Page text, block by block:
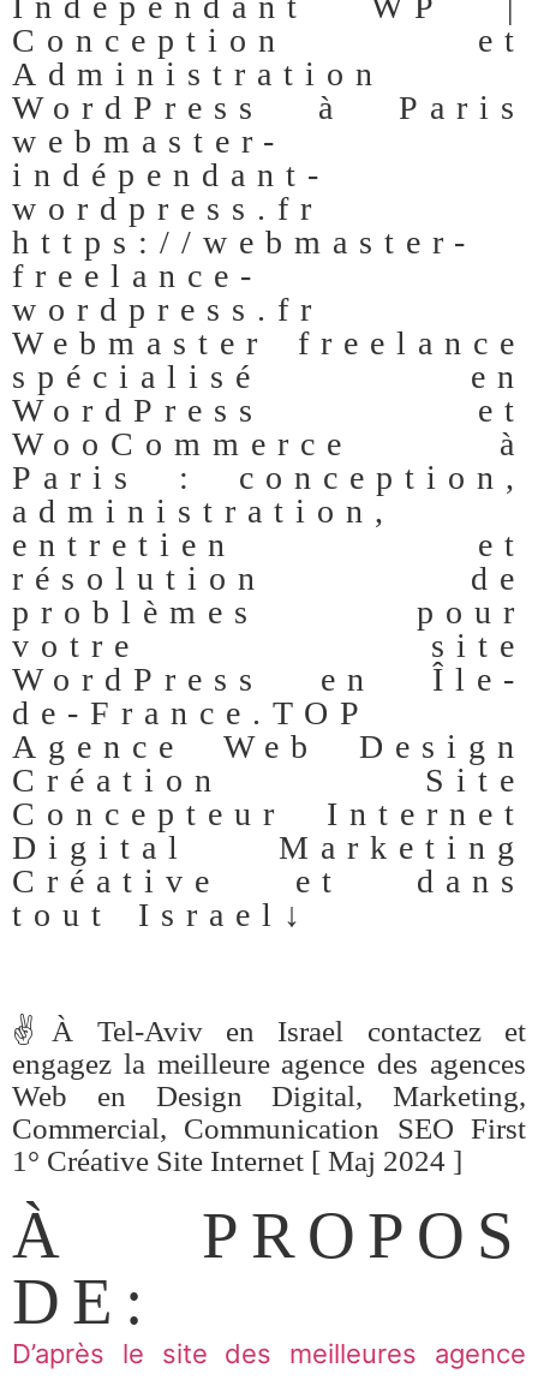
Conception et
Administration
WordPress à Paris
webmaster-
indépendant-
wordpress.fr
https://webmaster-
freelance-
wordpress.fr
Webmaster freelance
spécialisé en
WordPress et
WooCommerce à
Paris : conception,
administration,
entretien et
résolution de
problèmes pour
votre site
WordPress en Île-
de-France.TOP
Agence Web Design
Création Site
Concepteur Internet
Digital Marketing
Créative et dans
tout Israel↓
✌️À Tel-Aviv en Israel contactez et
engagez la meilleure agence des agences
Web en Design Digital, Marketing,
Commercial, Communication SEO First
1° Créative Site Internet [ Maj 2024 ]
À PROPOS
DE:
D’après le site des meilleures agence